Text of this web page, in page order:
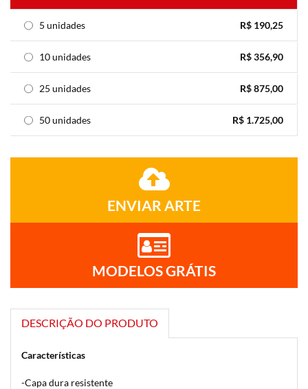
5 unidades R$ 190,25
10 unidades R$ 356,90
25 unidades R$ 875,00
50 unidades R$ 1.725,00
ENVIAR ARTE
MODELOS GRÁTIS
DESCRIÇÃO DO PRODUTO
Características
-Capa dura resistente